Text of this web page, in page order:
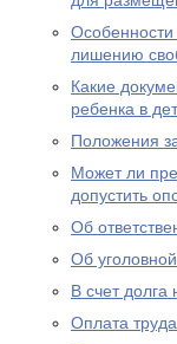
Особенности
лишению
Какие
ребенка в
Положения
Может ли
допустить
Об
Об
В счет
Оплата